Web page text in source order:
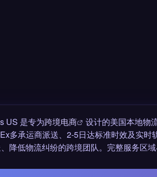
US 是专为跨境电商
设计的美国本地物
多承运商派送、2-5日达标准时效及实时
降低物流纠纷的跨境团队。完整服务区